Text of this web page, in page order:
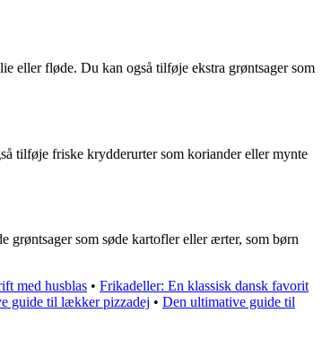
eller fløde. Du kan også tilføje ekstra grøntsager som
tilføje friske krydderurter som koriander eller mynte
som søde kartofler eller ærter, som børn
med husblas • Frikadeller: En klassisk dansk favorit
guide til lækker pizzadej • Den ultimative guide til